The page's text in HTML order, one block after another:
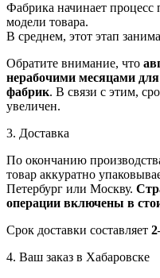
Фабрика начинает процесс
модели товара.
В среднем, этот этап
Обратите внимание, что
нерабочими месяцами
фабрик. В связи с этим,
увеличен.
3. Доставка
По окончанию
товар аккуратно
Петербург или Москву.
операции включены в
Срок доставки составляет
4. Ваш заказ в Хабаровске